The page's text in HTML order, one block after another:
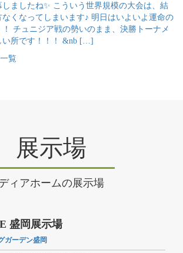
ましたね✨ こういう世界規模の大会は、結
くなってしまいます♪ 明日はいよいよ運命の
チュニジア戦の勢いのまま、決勝トーナメ
い所です！！！ &nb […]
覧
展示場
ィアホームの展示場
盛岡展示場
ガーデン盛岡